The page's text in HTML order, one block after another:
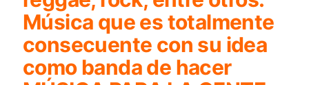
Música que es totalmente
consecuente con su idea
como banda de hacer